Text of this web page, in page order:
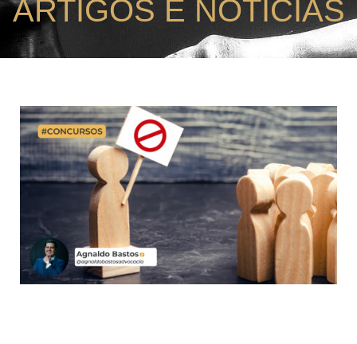
ARTIGOS E NOTÍCIAS